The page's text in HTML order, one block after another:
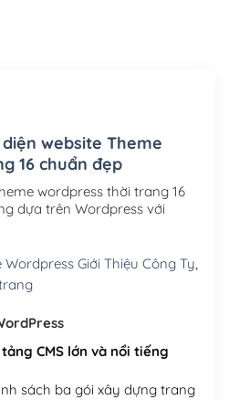
.net .org (1 năm)
(1 năm)(+550,000₫)
năm)(+450,000₫)
(+650,000₫)
website Theme
16 chuẩn đẹp
wordpress thời trang 16
dựa trên Wordpress với
Wordpress Giới Thiệu Công Ty
CMS lớn và nổi tiếng
sách ba gói xây dựng trang